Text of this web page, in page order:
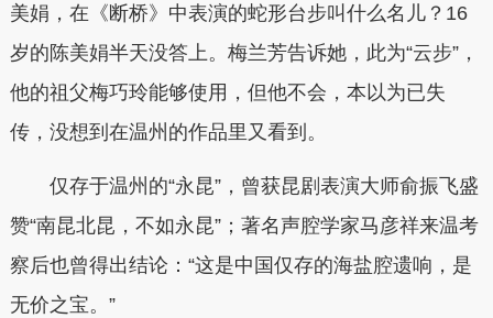
美娟，在《断桥》中表演的蛇形台步叫什么名儿？16
岁的陈美娟半天没答上。梅兰芳告诉她，此为“云步”，
他的祖父梅巧玲能够使用，但他不会，本以为已失
传，没想到在温州的作品里又看到。
仅存于温州的“永昆”，曾获昆剧表演大师俞振飞盛
赞“南昆北昆，不如永昆”；著名声腔学家马彦祥来温考
察后也曾得出结论：“这是中国仅存的海盐腔遗响，是
无价之宝。”